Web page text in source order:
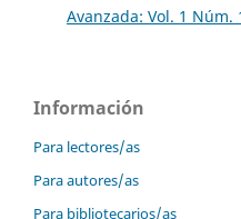
Avanzada: Vol. 1 Núm.
Información
Para lectores/as
Para autores/as
Para bibliotecarios/as